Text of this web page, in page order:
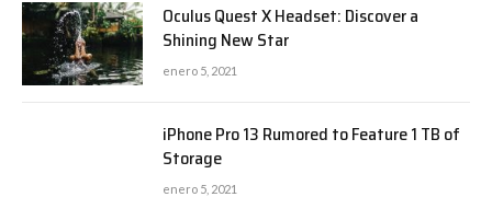
Oculus Quest X Headset: Discover a
Shining New Star
enero 5, 2021
iPhone Pro 13 Rumored to Feature 1 TB of
Storage
enero 5, 2021